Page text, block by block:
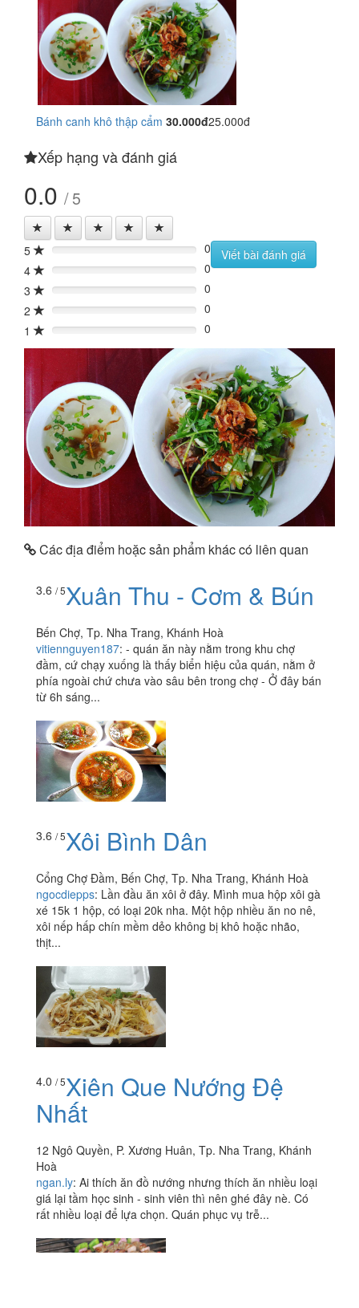
Bánh canh khô thập cẩm 30.000đ25.000đ
Xếp hạng và đánh giá
0.0 / 5
5 0%
0
4
0%
0
3
0%
0
2
0%
0
1
0% 0
Viết bài đánh giá
Các địa điểm hoặc sản phẩm khác có liên quan
3.6 / 5Xuân Thu - Cơm & Bún
Bến Chợ, Tp. Nha Trang, Khánh Hoà
vitiennguyen187: - quán ăn này nằm trong khu chợ
đầm, cứ chạy xuống là thấy biển hiệu của quán, nằm ở
phía ngoài chứ chưa vào sâu bên trong chợ - Ở đây bán
từ 6h sáng...
3.6 / 5Xôi Bình Dân
Cổng Chợ Đầm, Bến Chợ, Tp. Nha Trang, Khánh Hoà
ngocdiepps: Lần đầu ăn xôi ở đây. Mình mua hộp xôi gà
xé 15k 1 hộp, có loại 20k nha. Một hộp nhiều ăn no nê,
xôi nếp hấp chín mềm dẻo không bị khô hoặc nhão,
thịt...
4.0 / 5Xiên Que Nướng Đệ
Nhất
12 Ngô Quyền, P. Xương Huân, Tp. Nha Trang, Khánh
Hoà
ngan.ly: Ai thích ăn đồ nướng nhưng thích ăn nhiều loại
giá lại tầm học sinh - sinh viên thì nên ghé đây nè. Có
rất nhiều loại để lựa chọn. Quán phục vụ trễ...